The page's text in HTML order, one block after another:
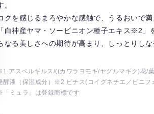
。
クを感じるまろやかな感触で、うるおいで
「白神産ヤマ・ソービニオン種子エキス※2
なる美しさへの期待が高まり、しっとりし
アスペルギルス/((カワラヨモギ/ヤグルマギク)花/
酵液（保湿成分）※2 ビチス(コイグネチエ／ビニフ
「ミュラ」は登録商標です